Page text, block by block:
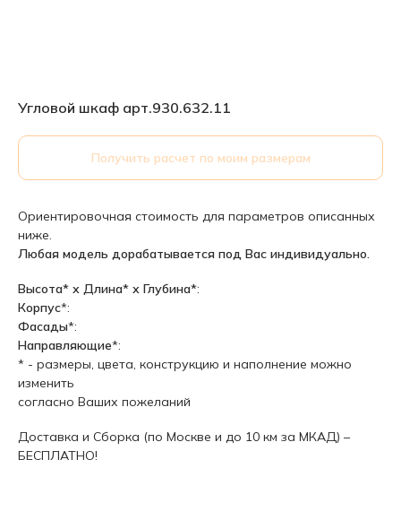
Угловой шкаф арт.930.632.11
Получить расчет по моим размерам
Ориентировочная стоимость для параметров описанных
ниже.
Любая модель дорабатывается под Вас индивидуально.
Высота* х Длина* х Глубина*:
Корпус*:
Фасады*:
Направляющие*:
* - размеры, цвета, конструкцию и наполнение можно
изменить
согласно Ваших пожеланий
Доставка и Сборка (по Москве и до 10 км за МКАД) –
БЕСПЛАТНО!